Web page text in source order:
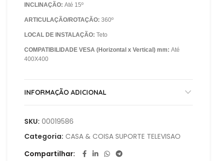
INCLINAÇÃO: Até 15º
ARTICULAÇÃO/ROTAÇÃO: 360º
LOCAL DE INSTALAÇÃO: Teto
COMPATIBILIDADE VESA (Horizontal x Vertical) mm: Até
400X400
INFORMAÇÃO ADICIONAL
SKU: 00019586
Categoria: CASA & COISA SUPORTE TELEVISAO
Compartilhar